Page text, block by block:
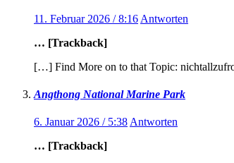
11. Februar 2026 / 8:16 Antworten
… [Trackback]
[…] Find More on to that Topic:
Angthong National Marine Park
6. Januar 2026 / 5:38 Antworten
… [Trackback]